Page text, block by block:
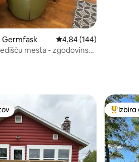
Germfask Povprečna ocena: 4,84
4,84 (144)
mesta - zgodovinski
prenočišča z značko »Izbira gostov«
Najbolj
Izbira